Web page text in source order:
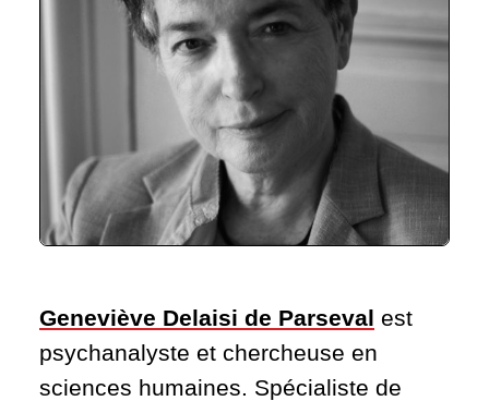
Geneviève Delaisi de Parseval est
psychanalyste et chercheuse en
sciences humaines. Spécialiste de